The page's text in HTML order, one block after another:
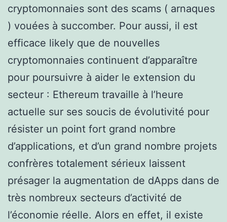
cryptomonnaies sont des scams ( arnaques
) vouées à succomber. Pour aussi, il est
efficace likely que de nouvelles
cryptomonnaies continuent d’apparaître
pour poursuivre à aider le extension du
secteur : Ethereum travaille à l’heure
actuelle sur ses soucis de évolutivité pour
résister un point fort grand nombre
d’applications, et d’un grand nombre projets
confrères totalement sérieux laissent
présager la augmentation de dApps dans de
très nombreux secteurs d’activité de
l’économie réelle. Alors en effet, il existe